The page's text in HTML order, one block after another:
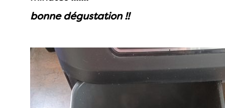
bonne dégustation !!